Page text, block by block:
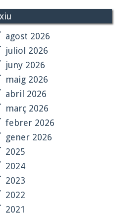
agost 2026
juliol 2026
juny 2026
maig 2026
abril 2026
març 2026
febrer 2026
gener 2026
2025
2024
2023
2022
2021